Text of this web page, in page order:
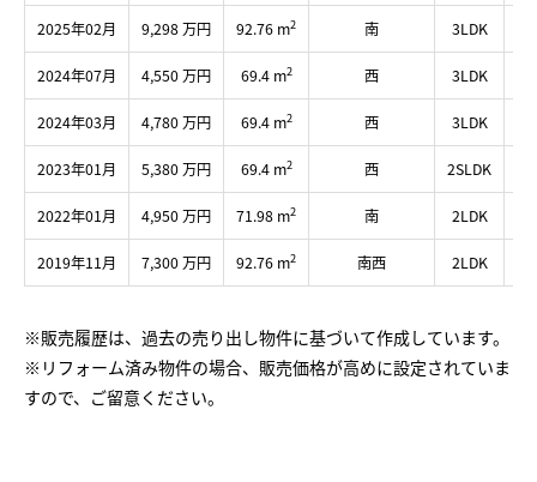
2025年02月 9,298 万円 92.76 m2 南 3LDK
2024年07月 4,550 万円 69.4 m2 西 3LDK
2024年03月 4,780 万円 69.4 m2 西 3LDK
2023年01月 5,380 万円 69.4 m2 西 2SLDK
2022年01月 4,950 万円 71.98 m2 南 2LDK
2019年11月 7,300 万円 92.76 m2 南西 2LDK
※販売履歴は、過去の売り出し物件に基づいて作成しています。
※リフォーム済み物件の場合、販売価格が高めに設定されていま
すので、ご留意ください。